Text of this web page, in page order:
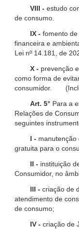
VIII - estudo
de consumo.
IX - fomento
financeira e
Lei nº 14.181, de
X - prevenção
como forma de
consumidor.
Art. 5° Para a
Relações de
seguintes
I - manutenção
gratuita para o
II - instituição
Consumidor, no
III - criação de
atendimento de
de consumo;
IV - criação de